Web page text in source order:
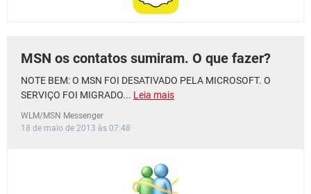
MSN os contatos sumiram. O que fazer?
NOTE BEM: O MSN FOI DESATIVADO PELA MICROSOFT. O
SERVIÇO FOI MIGRADO... Leia mais
WLM/MSN Messenger
18 de maio de 2013 às 07:48